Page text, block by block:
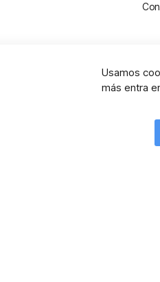
Usamos
más entra